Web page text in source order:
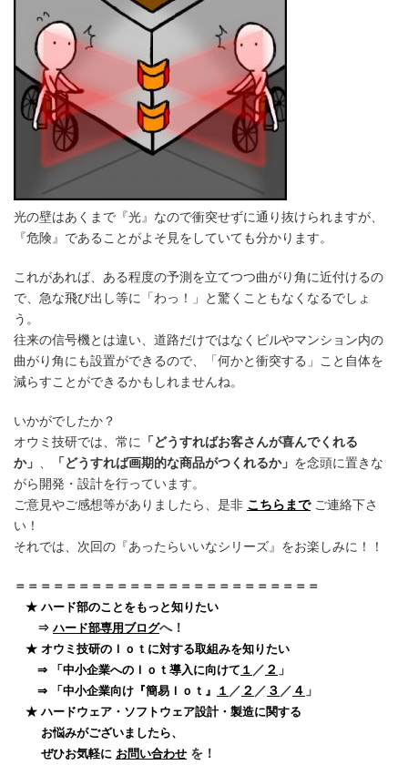
光の壁はあくまで『光』なので衝突せずに通り抜けられますが、
『危険』であることがよそ見をしていても分かります。
これがあれば、ある程度の予測を立てつつ曲がり角に近付けるの
で、急な飛び出し等に「わっ！」と驚くこともなくなるでしょ
う。
往来の信号機とは違い、道路だけではなくビルやマンション内の
曲がり角にも設置ができるので、「何かと衝突する」こと自体を
減らすことができるかもしれませんね。
いかがでしたか？
オウミ技研では、常に
「どうすればお客さんが喜んでくれる
か」
「どうすれば画期的な商品がつくれるか」 を念頭に置きな
がら開発・設計を行っています。
ご意見やご感想等がありましたら、是非 こちらまでご連絡下さ
い！
それでは、次回の『あったらいいなシリーズ』をお楽しみに！！
＝＝＝＝＝＝＝＝＝＝＝＝＝＝＝＝＝＝＝＝＝＝＝＝
★ ハード部のことをもっと知りたい
⇒ ハード部専用ブログへ！
★ オウミ技研のＩｏｔに対する取組みを知りたい
⇒ 「中小企業へのＩｏｔ導入に向けて １ ／ ２ 」
⇒ 「中小企業向け『簡易Ｉｏｔ』 １ ／ ２ ／ ３ ／ ４ 」
★ ハードウェア・ソフトウェア設計・製造に関する
お悩みがございましたら、
ぜひお気軽に お問い合わせ を！